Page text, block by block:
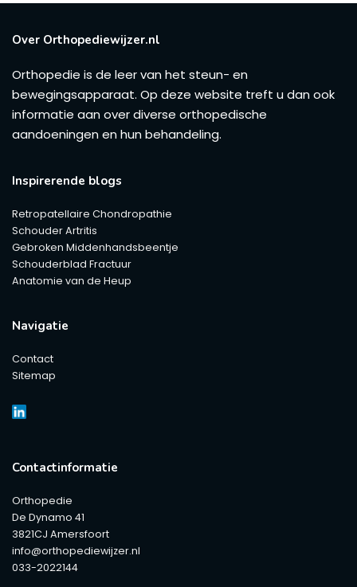
Over Orthopediewijzer.nl
Orthopedie is de leer van het steun- en
bewegingsapparaat. Op deze website treft u dan ook
informatie aan over diverse orthopedische
aandoeningen en hun behandeling.
Inspirerende blogs
Retropatellaire Chondropathie
Schouder Artritis
Gebroken Middenhandsbeentje
Schouderblad Fractuur
Anatomie van de Heup
Navigatie
Contact
Sitemap
Contactinformatie
Orthopedie
De Dynamo 41
3821CJ Amersfoort
info@orthopediewijzer.nl
033-2022144